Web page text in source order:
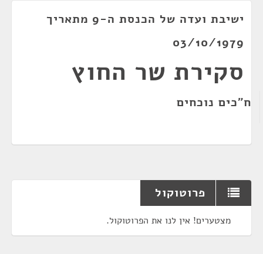
ישיבת ועדה של הכנסת ה-9 מתאריך
03/10/1979
סקירת שר החוץ
ח"כים נוכחים
פרוטוקול
מצטערים! אין לנו את הפרוטוקול.